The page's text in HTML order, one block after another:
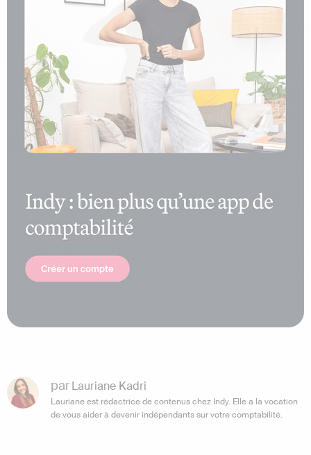
parLauriane Kadri
Lauriane est rédactrice de contenus chez Indy. Elle a la vocation
de vous aider à devenir indépendants sur votre comptabilité.